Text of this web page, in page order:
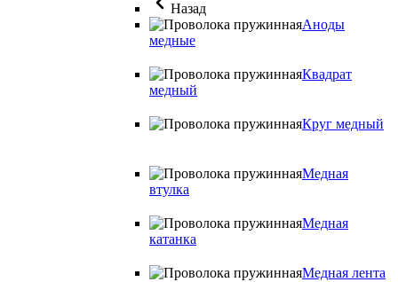
Назад
Аноды
медные
Квадрат
медный
Круг медный
Медная
втулка
Медная
катанка
Медная лента